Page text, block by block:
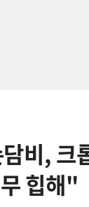
비, 크
힙해"